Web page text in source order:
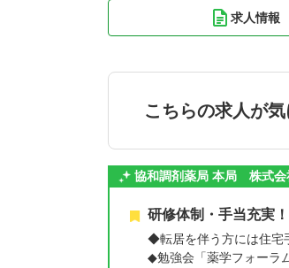
求人情報
こちらの求人が
協和調剤薬局 本局 株式会
研修体制・手当充実
◆転居を伴う方には住宅
◆勉強会「薬学フォーラ